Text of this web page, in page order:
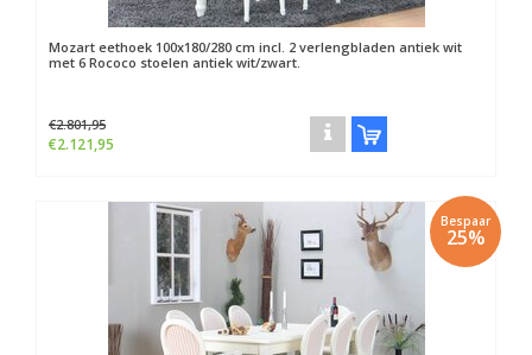
Mozart eethoek 100x180/280 cm incl. 2 verlengbladen antiek wit
met 6 Rococo stoelen antiek wit/zwart.
€2.801,95
€2.121,95
Bespaar
25%